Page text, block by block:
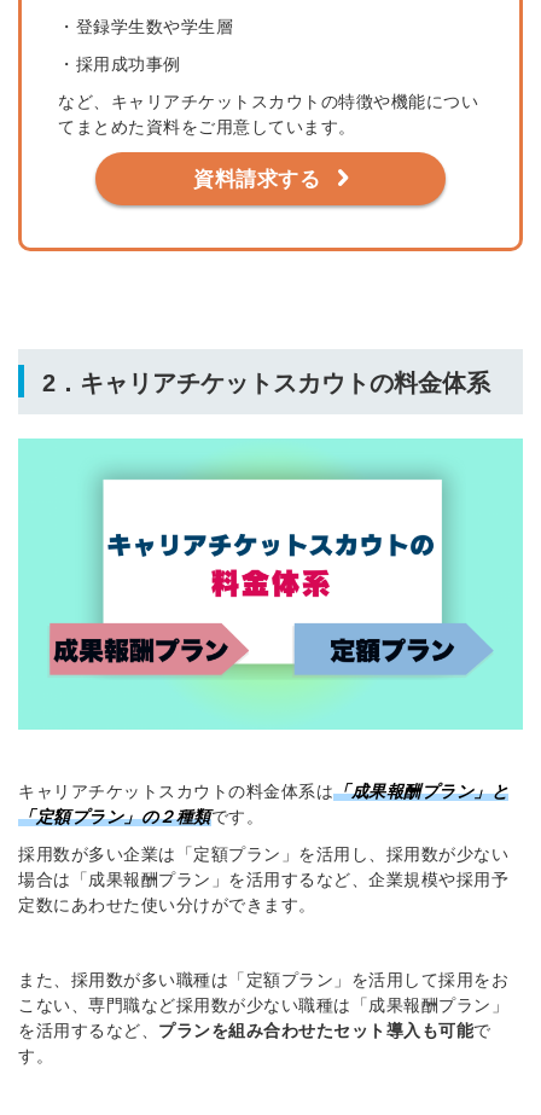
・登録学生数や学生層
・採用成功事例
など、キャリアチケットスカウトの特徴や機能につい
てまとめた資料をご用意しています。
資料請求する
2．キャリアチケットスカウトの料金体系
キャリアチケットスカウトの料金体系は「成果報酬プラン」と
「定額プラン」の２種類です。
採用数が多い企業は「定額プラン」を活用し、採用数が少ない
場合は「成果報酬プラン」を活用するなど、企業規模や採用予
定数にあわせた使い分けができます。
また、採用数が多い職種は「定額プラン」を活用して採用をお
こない、専門職など採用数が少ない職種は「成果報酬プラン」
を活用するなど、 プランを組み合わせたセット導入も可能で
す。
をご利用する
要です。
取り組みなどを取材したインタ
ビュー記事が読める
採用にまつわる独自の調査レポ
採用に役立つ記事・資料が届く
メールアドレス